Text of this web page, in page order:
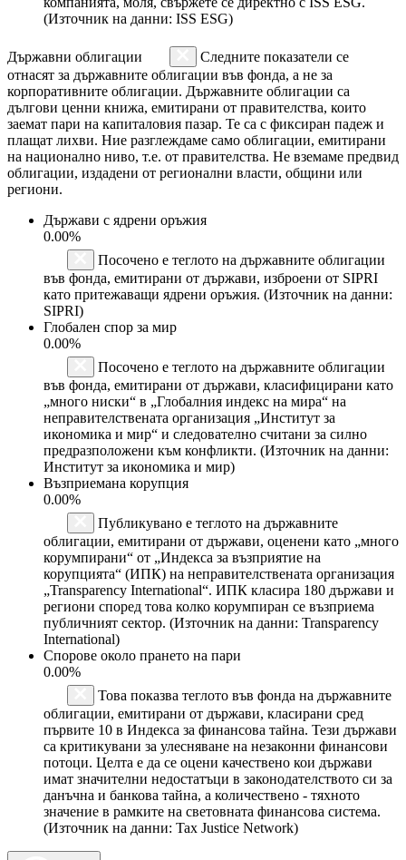
(Източник на данни: ISS ESG)
Държавни облигации
Следните показатели се
отнасят за държавните облигации във фонда, а не за
корпоративните облигации. Държавните облигации са
дългови ценни книжа, емитирани от правителства, които
заемат пари на капиталовия пазар. Те са с фиксиран падеж и
плащат лихви. Ние разглеждаме само облигации, емитирани
на национално ниво, т.е. от правителства. Не вземаме предвид
облигации, издадени от регионални власти, общини или
региони.
Държави с ядрени оръжия
0.00%
Посочено е теглото на държавните облигации
във фонда, емитирани от държави, изброени от SIPRI
като притежаващи ядрени оръжия. (Източник на данни:
SIPRI)
Глобален спор за мир
0.00%
Посочено е теглото на държавните облигации
във фонда, емитирани от държави, класифицирани като
„много ниски“ в „Глобалния индекс на мира“ на
неправителствената организация „Институт за
икономика и мир“ и следователно считани за силно
предразположени към конфликти. (Източник на данни:
Институт за икономика и мир)
Възприемана корупция
0.00%
Публикувано е теглото на държавните
облигации, емитирани от държави, оценени като „много
корумпирани“ от „Индекса за възприятие на
корупцията“ (ИПК) на неправителствената организация
„Transparency International“. ИПК класира 180 държави и
региони според това колко корумпиран се възприема
публичният сектор. (Източник на данни: Transparency
International)
Спорове около прането на пари
0.00%
Това показва теглото във фонда на държавните
облигации, емитирани от държави, класирани сред
първите 10 в Индекса за финансова тайна. Тези държави
са критикувани за улесняване на незаконни финансови
потоци. Целта е да се оцени качествено кои държави
имат значителни недостатъци в законодателството си за
данъчна и банкова тайна, а количествено - тяхното
значение в рамките на световната финансова система.
(Източник на данни: Tax Justice Network)